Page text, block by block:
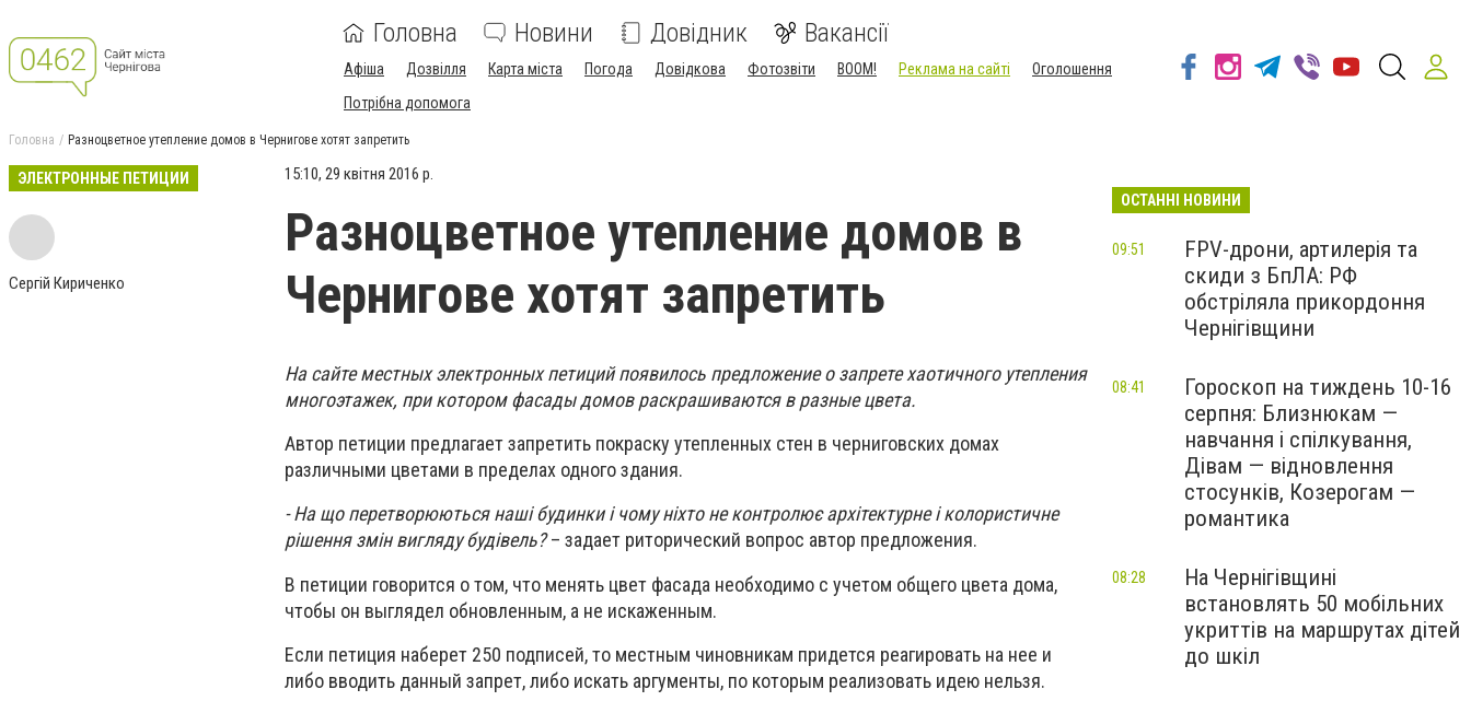
Головна Новини Довідник Вакансії
Афіша Дозвілля Карта міста Погода Довідкова Фотозвіти BOOM! Реклама на сайті
Оголошення
Потрібна допомога
Головна Разноцветное утепление домов в Чернигове хотят запретить
ЭЛЕКТРОННЫЕ ПЕТИЦИИ
Сергій Кириченко
15:10, 29 квітня 2016 р.
Разноцветное утепление домов в
Чернигове хотят запретить
На сайте местных электронных петиций появилось предложение о запрете хаотичного утепления
многоэтажек, при котором фасады домов раскрашиваются в разные цвета.
Автор петиции предлагает запретить покраску утепленных стен в черниговских домах
различными цветами в пределах одного здания.
- На що перетворюються наші будинки і чому ніхто не контролює архітектурне і колористичне
рішення змін вигляду будівель?– задает риторический вопрос автор предложения.
В петиции говорится о том, что менять цвет фасада необходимо с учетом общего цвета дома,
чтобы он выглядел обновленным, а не искаженным.
Если петиция наберет 250 подписей, то местным чиновникам придется реагировать на нее и
либо вводить данный запрет, либо искать аргументы, по которым реализовать идею нельзя.
ОСТАННІ НОВИНИ
FPV-дрони, артилерія та
скиди з БпЛА: РФ
обстріляла прикордоння
Чернігівщини
09:51
Гороскоп на тиждень 10-16
серпня: Близнюкам —
навчання і спілкування,
Дівам — відновлення
стосунків, Козерогам —
романтика
08:41
На Чернігівщині
встановлять 50 мобільних
укриттів на маршрутах дітей
до шкіл
08:28